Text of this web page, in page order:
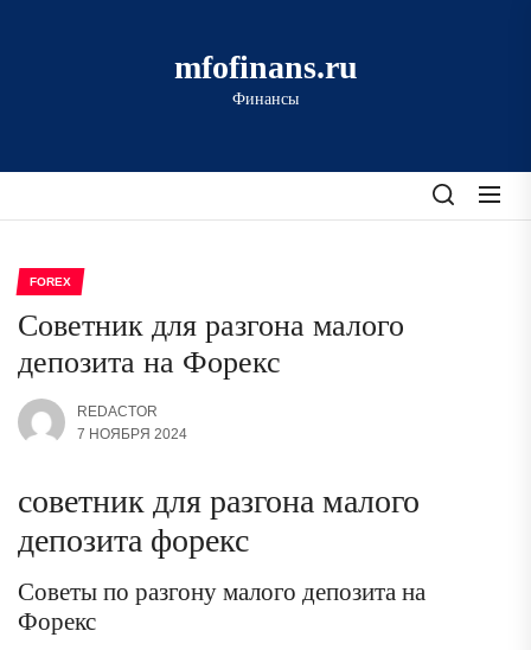
mfofinans.ru
Финансы
FOREX
Советник для разгона малого
депозита на Форекс
REDACTOR
7 НОЯБРЯ 2024
советник для разгона малого
депозита форекс
Советы по разгону малого депозита на
Форекс